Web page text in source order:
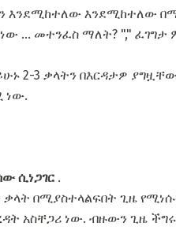
እንደሚከተለው እንደሚከተለው
... መተንፈስ ማለት? "," ፈገግታ
2-3 ቃላትን በእርዳታዎ
ነው.
ሲነጋገር .
በሚያስተላልፍበት ጊዜ
አስቸጋሪ ነው. ብዙውን ጊዜ